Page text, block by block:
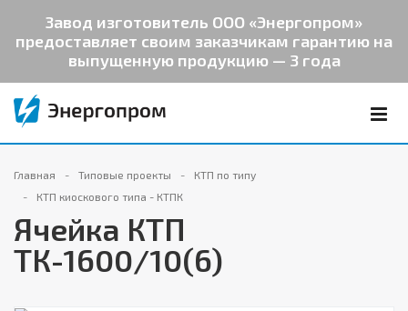
Завод изготовитель ООО «Энергопром»
предоставляет своим заказчикам гарантию на
выпущенную продукцию — 3 года
Главная Типовые проекты
КТП по типу
КТП киоскового типа - КТПК
Ячейка КТП
ТК-1600/10(6)